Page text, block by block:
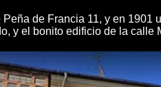
de Francia 11, y en
y el bonito edificio de la